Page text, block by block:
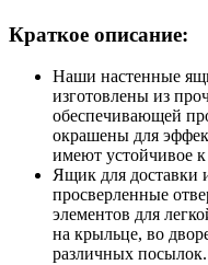
Краткое описание:
Наши настенные
изготовлены из
обеспечивающей
окрашены для
имеют устойчивое
Ящик для доставки
просверленные
элементов для
на крыльце, во
различных посылок.